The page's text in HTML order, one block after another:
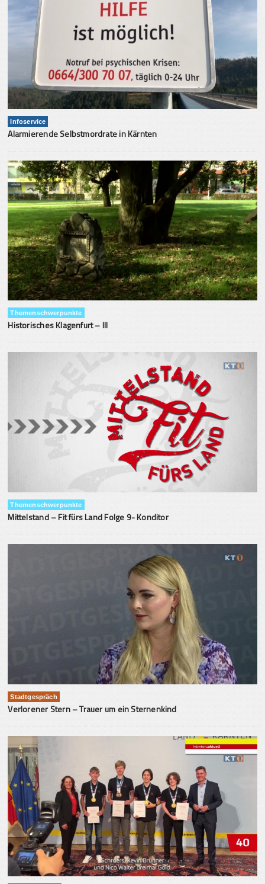
Infoservice
Alarmierende Selbstmordrate in Kärnten
Themenschwerpunkte
Historisches Klagenfurt – III
Themenschwerpunkte
Mittelstand – Fit fürs Land Folge 9- Konditor
Stadtgespräch
Verlorener Stern – Trauer um ein Sternenkind